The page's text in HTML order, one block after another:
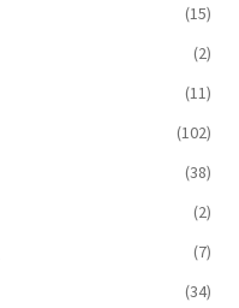
(15)
(2)
(11)
(102)
(38)
(2)
(7)
(34)